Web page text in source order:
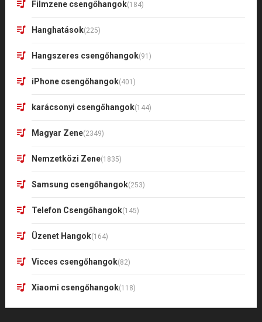
Filmzene csengőhangok(184)
Hanghatások(225)
Hangszeres csengőhangok(91)
iPhone csengőhangok(401)
karácsonyi csengőhangok(144)
Magyar Zene(2349)
Nemzetközi Zene(1835)
Samsung csengőhangok(253)
Telefon Csengőhangok(145)
Üzenet Hangok(164)
Vicces csengőhangok(82)
Xiaomi csengőhangok(118)